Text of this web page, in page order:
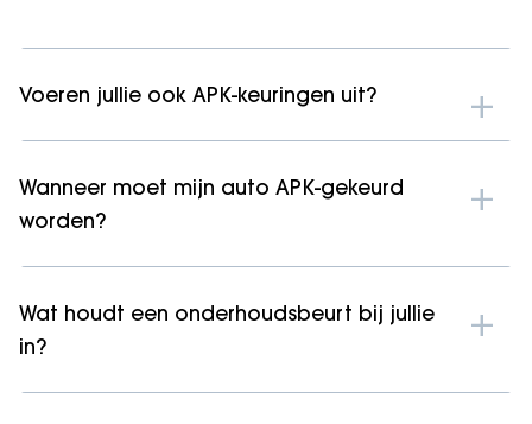
Voeren jullie ook APK-keuringen uit?
Wanneer moet mijn auto APK-gekeurd
worden?
Wat houdt een onderhoudsbeurt bij jullie
in?